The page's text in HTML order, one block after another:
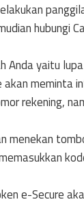
hubungi
Anda yaitu
meminta
rekening,
menekan
e-Secure